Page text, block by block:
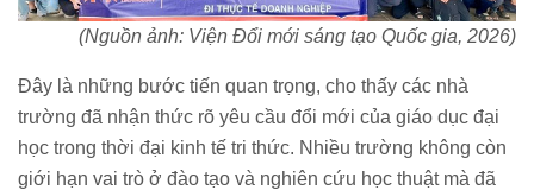
(Nguồn ảnh: Viện Đổi mới sáng tạo Quốc gia, 2026)
Đây là những bước tiến quan trọng, cho thấy các nhà
trường đã nhận thức rõ yêu cầu đổi mới của giáo dục đại
học trong thời đại kinh tế tri thức. Nhiều trường không còn
giới hạn vai trò ở đào tạo và nghiên cứu học thuật mà đã